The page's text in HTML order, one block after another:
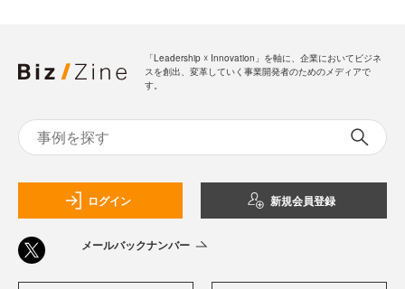
「Leadership ☓ Innovation」を軸に、企業においてビジネ
スを創出、変革していく事業開発者のためのメディアで
す。
ログイン 新規会員登録
メールバックナンバー